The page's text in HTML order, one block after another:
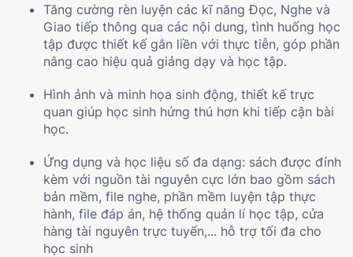
Tăng cường rèn luyện các kĩ năng Đọc, Nghe và
Giao tiếp thông qua các nội dung, tình huống học
tập được thiết kế gắn liền với thực tiễn, góp phần
nâng cao hiệu quả giảng dạy và học tập.
Hình ảnh và minh họa sinh động, thiết kế trực
quan giúp học sinh hứng thú hơn khi tiếp cận bài
học.
Ứng dụng và học liệu số đa dạng: sách được đính
kèm với nguồn tài nguyên cực lớn bao gồm sách
bản mềm, file nghe, phần mềm luyện tập thực
hành, file đáp án, hệ thống quản lí học tập, cửa
hàng tài nguyên trực tuyến,... hỗ trợ tối đa cho
học sinh